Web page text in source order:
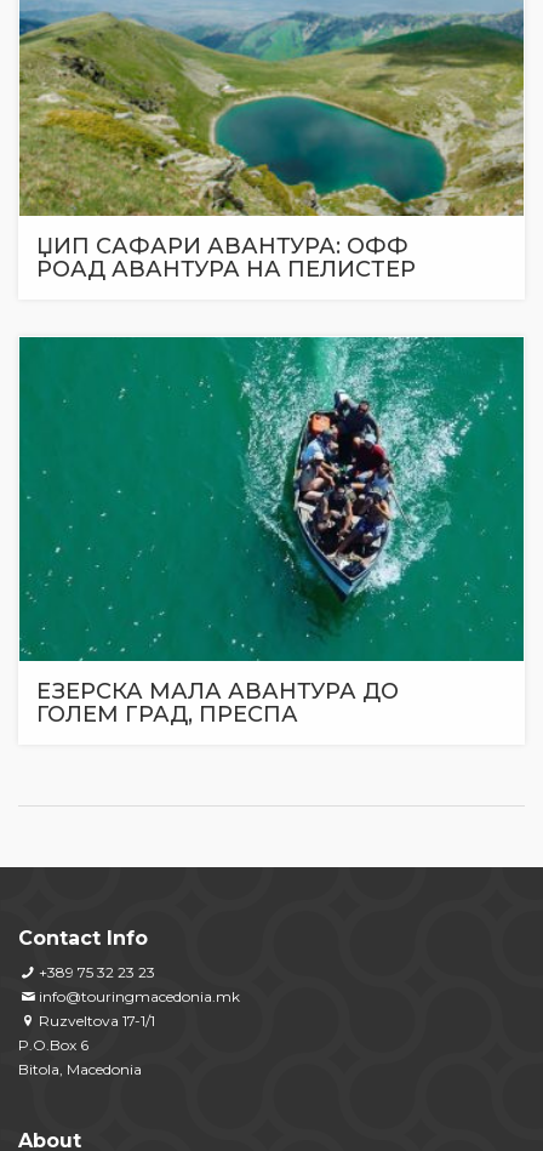
ЏИП САФАРИ АВАНТУРА: ОФФ
РОАД АВАНТУРА НА ПЕЛИСТЕР
ЕЗЕРСКА МАЛА АВАНТУРА ДО
ГОЛЕМ ГРАД, ПРЕСПА
Contact Info
+389 75 32 23 23
info@touringmacedonia.mk
Ruzveltova 17-1/1
P.O.Box 6
Bitola, Macedonia
About